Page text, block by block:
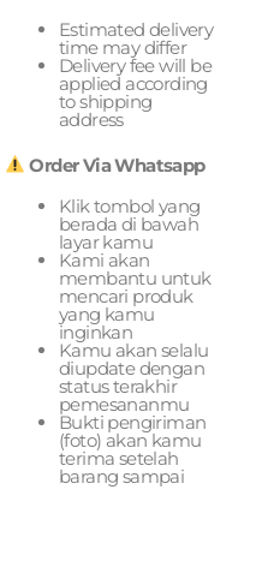
Estimated delivery
time may differ
Delivery fee will be
applied according
to shipping
address
Order Via Whatsapp
Klik tombol yang
berada di bawah
layar kamu
Kami akan
membantu untuk
mencari produk
yang kamu
inginkan
Kamu akan selalu
diupdate dengan
status terakhir
pemesananmu
Bukti pengiriman
(foto) akan kamu
terima setelah
barang sampai